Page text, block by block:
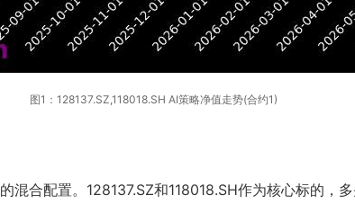
图1：128137.SZ,118018.SH AI策略净值走势(合约1)
混合配置。128137.SZ和118018.SH作为核心标的，